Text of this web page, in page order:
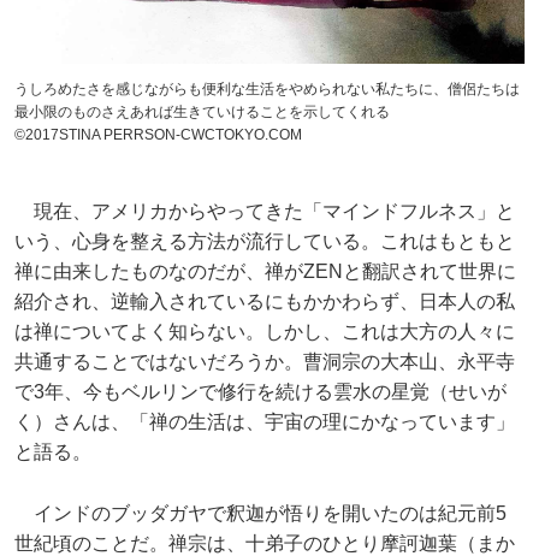
うしろめたさを感じながらも便利な生活をやめられない私たちに、僧侶たちは
最小限のものさえあれば生きていけることを示してくれる
©2017STINA PERRSON-CWCTOKYO.COM
現在、アメリカからやってきた「マインドフルネス」と
いう、心身を整える方法が流行している。これはもともと
禅に由来したものなのだが、禅がZENと翻訳されて世界に
紹介され、逆輸入されているにもかかわらず、日本人の私
は禅についてよく知らない。しかし、これは大方の人々に
共通することではないだろうか。曹洞宗の大本山、永平寺
で3年、今もベルリンで修行を続ける雲水の星覚（せいが
く）さんは、「禅の生活は、宇宙の理にかなっています」
と語る。
インドのブッダガヤで釈迦が悟りを開いたのは紀元前5
世紀頃のことだ。禅宗は、十弟子のひとり摩訶迦葉（まか